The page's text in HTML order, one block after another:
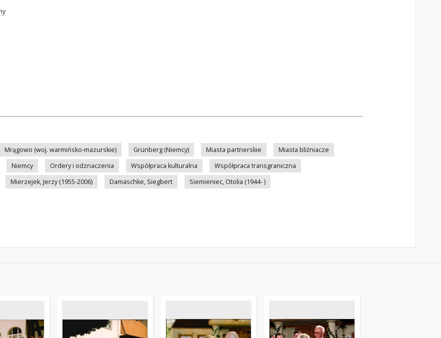
Mrągowo (woj. warmińsko-mazurskie) Grünberg (Niemcy) Miasta partnerskie
Miasta bliźniacze
Niemcy Ordery i odznaczenia Współpraca kulturalna
Współpraca transgraniczna
Mierzejek, Jerzy (1955-2006) Damaschke, Siegbert Siemieniec, Otolia (1944- )